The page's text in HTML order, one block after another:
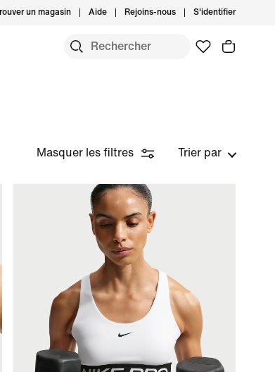
un magasin Aide Rejoins-nous S'identifier
Masquer les filtres Trier par